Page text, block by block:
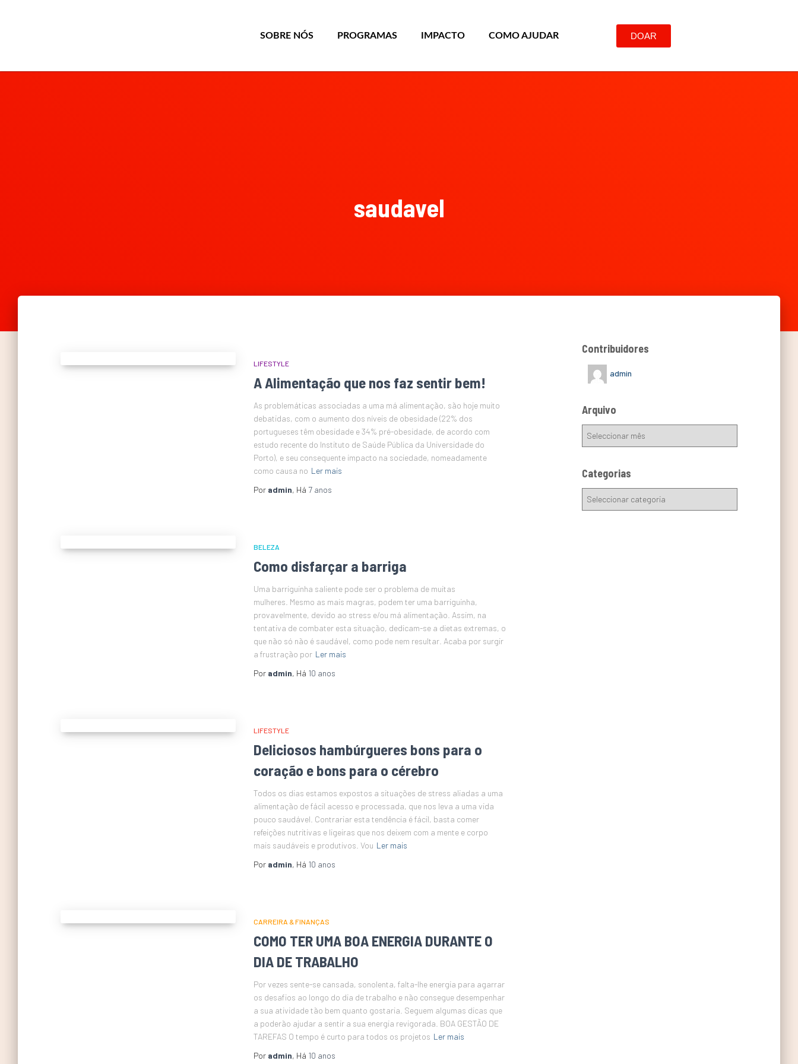
SOBRE NÓS PROGRAMAS IMPACTO COMO AJUDAR DOAR
saudavel
LIFESTYLE
A Alimentação que nos faz sentir bem!
As problemáticas associadas a uma má alimentação, são hoje muito
debatidas, com o aumento dos níveis de obesidade (22% dos
portugueses têm obesidade e 34% pré-obesidade, de acordo com
estudo recente do Instituto de Saúde Pública da Universidade do
Porto), e seu consequente impacto na sociedade, nomeadamente
como causa no Ler mais
Por admin, Há 7 anos
BELEZA
Como disfarçar a barriga
Uma barriguinha saliente pode ser o problema de muitas
mulheres. Mesmo as mais magras, podem ter uma barriguinha,
provavelmente, devido ao stress e/ou má alimentação. Assim, na
tentativa de combater esta situação, dedicam-se a dietas extremas, o
que não só não é saudável, como pode nem resultar. Acaba por surgir
a frustração por Ler mais
Por admin, Há 10 anos
LIFESTYLE
Deliciosos hambúrgueres bons para o
coração e bons para o cérebro
Todos os dias estamos expostos a situações de stress aliadas a uma
alimentação de fácil acesso e processada, que nos leva a uma vida
pouco saudável. Contrariar esta tendência é fácil, basta comer
refeições nutritivas e ligeiras que nos deixem com a mente e corpo
mais saudáveis e produtivos. Vou Ler mais
Por admin, Há 10 anos
CARREIRA & FINANÇAS
COMO TER UMA BOA ENERGIA DURANTE O
DIA DE TRABALHO
Por vezes sente-se cansada, sonolenta, falta-lhe energia para agarrar
os desafios ao longo do dia de trabalho e não consegue desempenhar
a sua atividade tão bem quanto gostaria. Seguem algumas dicas que
a poderão ajudar a sentir a sua energia revigorada. BOA GESTÃO DE
TAREFAS O tempo é curto para todos os projetos Ler mais
Por admin, Há 10 anos
Contribuidores
admin
Arquivo
Categorias